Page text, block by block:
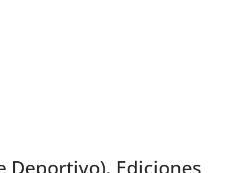
Deportivo). Ediciones